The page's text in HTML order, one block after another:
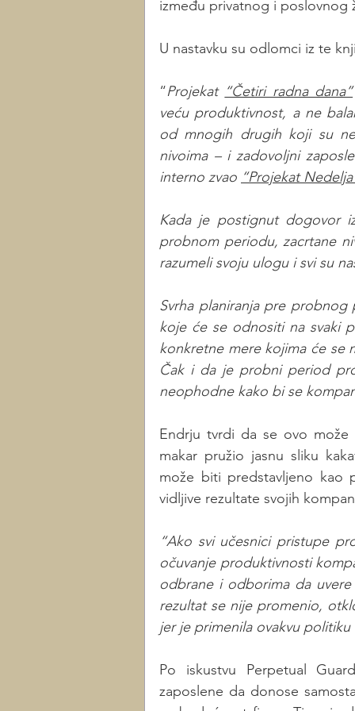
između privatnog i poslovnog
U nastavku su odlomci iz te
“Projekat “Četiri radna dana”
veću produktivnost, a ne
od mnogih drugih koji su
nivoima – i zadovoljni
interno zvao “Projekat
Kada je postignut dogovor
probnom periodu, zacrtane
razumeli svoju ulogu i svi su
Svrha planiranja pre
koje će se odnositi na svaki
konkretne mere kojima će se
Čak i da je probni period
neophodne kako bi se
Endrju tvrdi da se ovo
makar pružio jasnu sliku
može biti predstavljeno kao
vidljive rezultate svojih
“Ako svi učesnici pristupe
očuvanje produktivnosti
odbrane i odborima da
rezultat se nije promenio,
jer je primenila ovakvu politiku
Po iskustvu Perpetual
zaposlene da donose